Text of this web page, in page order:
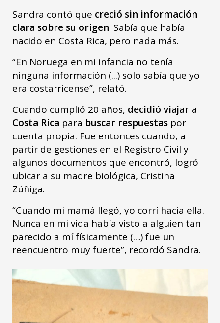
Sandra contó que creció sin información
clara sobre su origen. Sabía que había
nacido en Costa Rica, pero nada más.
“En Noruega en mi infancia no tenía
ninguna información (...) solo sabía que yo
era costarricense”, relató.
Cuando cumplió 20 años, decidió viajar a
Costa Rica para buscar respuestas por
cuenta propia. Fue entonces cuando, a
partir de gestiones en el Registro Civil y
algunos documentos que encontró, logró
ubicar a su madre biológica, Cristina
Zúñiga.
“Cuando mi mamá llegó, yo corrí hacia ella.
Nunca en mi vida había visto a alguien tan
parecido a mí físicamente (…) fue un
reencuentro muy fuerte”, recordó Sandra.